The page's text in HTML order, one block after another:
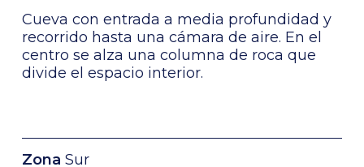
Cueva con entrada a media profundidad y
recorrido hasta una cámara de aire. En el
centro se alza una columna de roca que
divide el espacio interior.
Zona Sur